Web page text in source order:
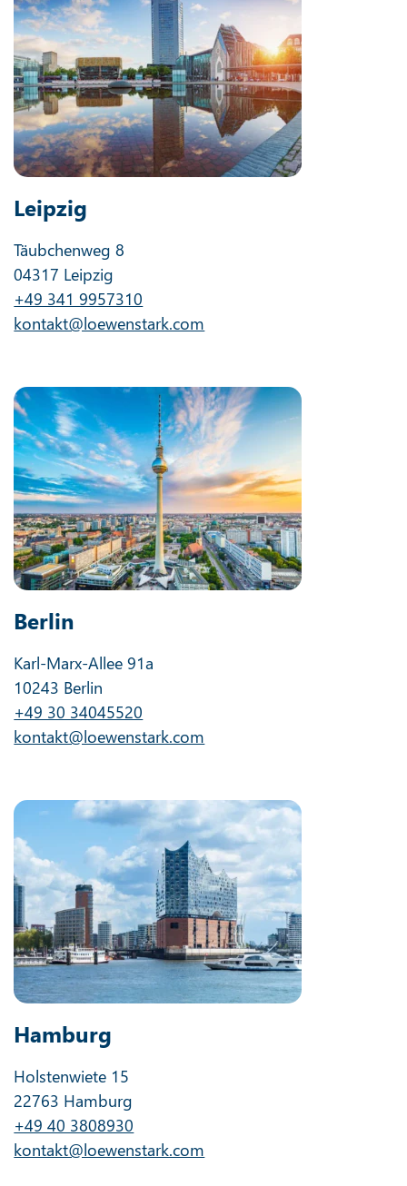
Leipzig
Täubchenweg 8
04317 Leipzig
+49 341 9957310
kontakt@loewenstark.com
Berlin
Karl-Marx-Allee 91a
10243 Berlin
+49 30 34045520
kontakt@loewenstark.com
Hamburg
Holstenwiete 15
22763 Hamburg
+49 40 3808930
kontakt@loewenstark.com